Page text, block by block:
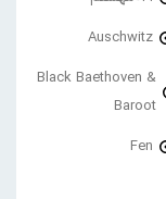
Auschwitz
Black Baethoven &
Baroot
Fen